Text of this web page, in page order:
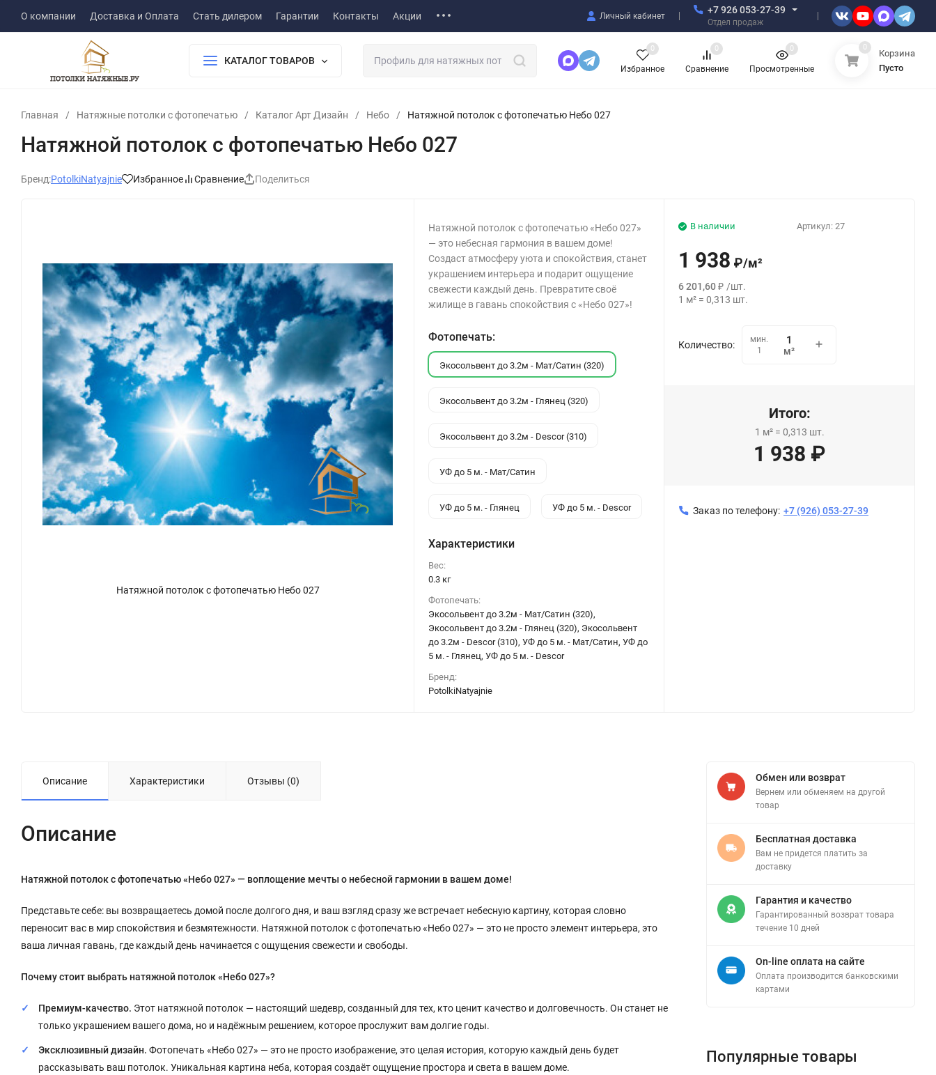
О компании Доставка и Оплата Стать дилером Гарантии Контакты Акции Личный кабинет
+7 926 053-27-39
Отдел продаж
КАТАЛОГ ТОВАРОВ
Избранное
0
Сравнение
0
Просмотренные
0 0
Корзина
Пусто
Главная / Натяжные потолки с фотопечатью / Каталог Арт Дизайн / Небо / Натяжной потолок с фотопечатью Небо 027
Натяжной потолок с фотопечатью Небо 027
Бренд:PotolkiNatyajnie Избранное Сравнение Поделиться
Натяжной потолок с фотопечатью Небо 027
Натяжной потолок с фотопечатью «Небо 027»
— это небесная гармония в вашем доме!
Создаст атмосферу уюта и спокойствия, станет
украшением интерьера и подарит ощущение
свежести каждый день. Превратите своё
жилище в гавань спокойствия с «Небо 027»!
Фотопечать:
Экосольвент до 3.2м - Мат/Сатин (320)
Экосольвент до 3.2м - Глянец (320)
Экосольвент до 3.2м - Descor (310)
УФ до 5 м. - Мат/Сатин
УФ до 5 м. - Глянец УФ до 5 м. - Descor
Характеристики
Вес:
0.3 кг
Фотопечать:
Экосольвент до 3.2м - Мат/Сатин (320),
Экосольвент до 3.2м - Глянец (320), Экосольвент
до 3.2м - Descor (310), УФ до 5 м. - Мат/Сатин, УФ до
5 м. - Глянец, УФ до 5 м. - Descor
Бренд:
PotolkiNatyajnie
Артикул: 27
В наличии
1 938 ₽/м²
6 201,60₽ /шт.
1 м² =0,313 шт.
Количество:
мин.
1
м²
Итого:
1 м²= 0,313 шт.
1 938 ₽
Заказ по телефону: +7 (926) 053-27-39
Описание Характеристики Отзывы (0)
Описание
Натяжной потолок с фотопечатью «Небо 027» — воплощение мечты о небесной гармонии в вашем доме!
Представьте себе: вы возвращаетесь домой после долгого дня, и ваш взгляд сразу же встречает небесную картину, которая словно
переносит вас в мир спокойствия и безмятежности. Натяжной потолок с фотопечатью «Небо 027» — это не просто элемент интерьера, это
ваша личная гавань, где каждый день начинается с ощущения свежести и свободы.
Почему стоит выбрать натяжной потолок «Небо 027»?
Премиум-качество. Этот натяжной потолок — настоящий шедевр, созданный для тех, кто ценит качество и долговечность. Он станет не
только украшением вашего дома, но и надёжным решением, которое прослужит вам долгие годы.
Эксклюзивный дизайн. Фотопечать «Небо 027» — это не просто изображение, это целая история, которую каждый день будет
рассказывать ваш потолок. Уникальная картина неба, которая создаёт ощущение простора и света в вашем доме.
Обмен или возврат
Вернем или обменяем на другой
товар
Бесплатная доставка
Вам не придется платить за
доставку
Гарантия и качество
Гарантированный возврат товара
течение 10 дней
On-line оплата на сайте
Оплата производится банковскими
картами
Популярные товары